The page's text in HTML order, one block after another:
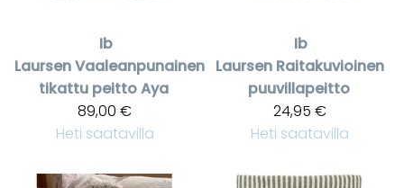
Ib
LaursenVaaleanpunainen
tikattu peitto Aya
89,00 €
Heti saatavilla
Ib
Laursen Raitakuvioinen
puuvillapeitto
24,95 €
Heti saatavilla